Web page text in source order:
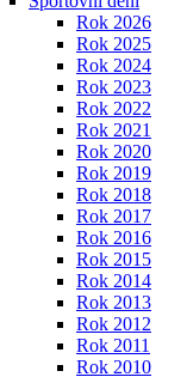
Rok 2026
Rok 2025
Rok 2024
Rok 2023
Rok 2022
Rok 2021
Rok 2020
Rok 2019
Rok 2018
Rok 2017
Rok 2016
Rok 2015
Rok 2014
Rok 2013
Rok 2012
Rok 2011
Rok 2010